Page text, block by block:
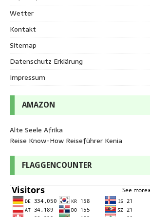
Wetter
Kontakt
Sitemap
Datenschutz Erklärung
Impressum
AMAZON
Alte Seele Afrika
Reise Know-How Reiseführer Kenia
FLAGGENCOUNTER